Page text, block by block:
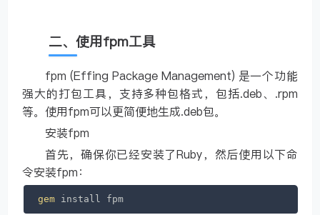
二、使用fpm工具
fpm (Effing Package Management) 是一个功能
强大的打包工具，支持多种包格式，包括.deb、.rpm
等。使用fpm可以更简便地生成.deb包。
安装fpm
首先，确保你已经安装了Ruby，然后使用以下命
令安装fpm：
gem install fpm